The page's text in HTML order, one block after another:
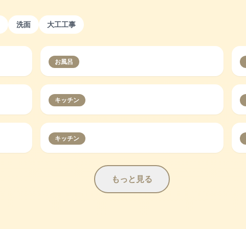
洗面 大工工事
お風呂
キッチン
キッチン
もっと見る